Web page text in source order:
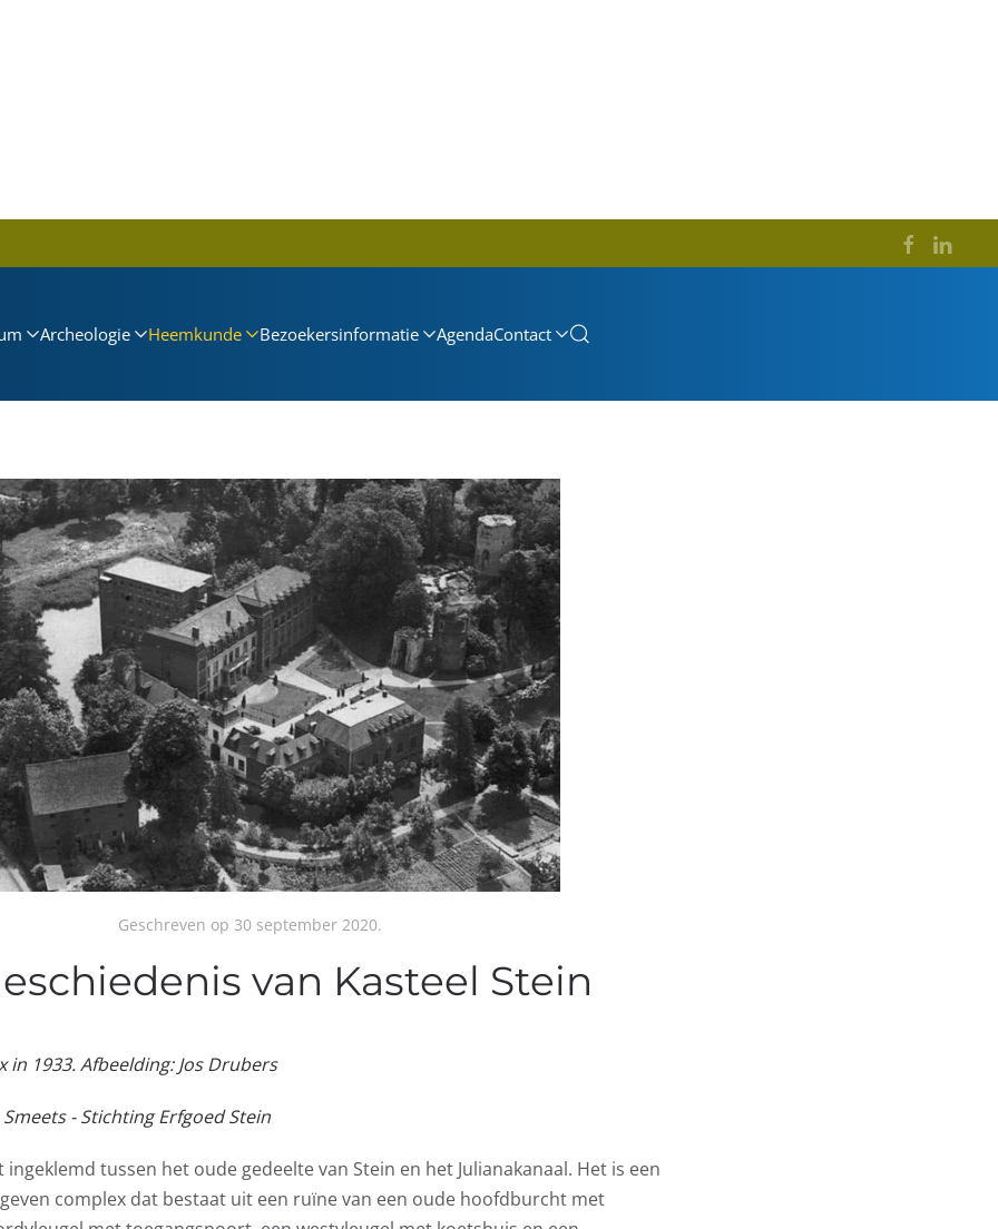
Archeologie Heemkunde Bezoekersinformatie AgendaContact
Geschreven op 30 september 2020.
van Kasteel Stein
1933. Afbeelding: Jos Drubers
- Stichting Erfgoed Stein
ingeklemd tussen het oude gedeelte van Stein en het Julianakanaal. Het is een
complex dat bestaat uit een ruïne van een oude hoofdburcht met